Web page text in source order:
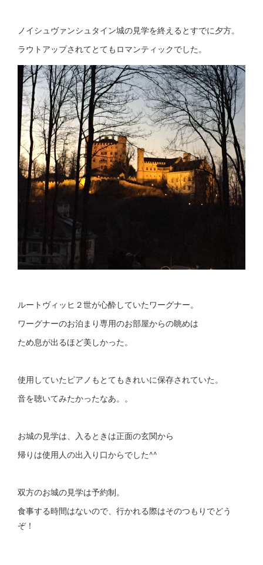
ノイシュヴァンシュタイン城の見学を終えるとすでに夕方。
ラウトアップされてとてもロマンティックでした。
ルートヴィッヒ２世が心酔していたワーグナー。
ワーグナーのお泊まり専用のお部屋からの眺めは
ため息が出るほど美しかった。
使用していたピアノもとてもきれいに保存されていた。
音を聴いてみたかったなあ。。
お城の見学は、入るときは正面の玄関から
帰りは使用人の出入り口からでした^^
双方のお城の見学は予約制。
食事する時間はないので、行かれる際はそのつもりでどう
ぞ！